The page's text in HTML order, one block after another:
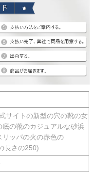
サイトの新型の穴の靴の女
底の靴のカジュアルな砂浜
リッパの火の赤色の
長さの250)